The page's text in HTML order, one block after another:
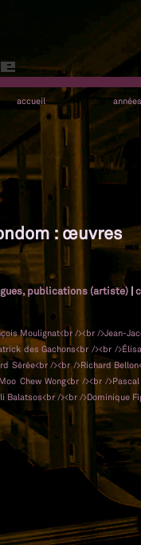
accueil années
: œuvres
publications (artiste) |